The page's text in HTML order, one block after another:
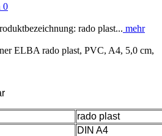
0
rado plast... mehr
ELBA rado plast, PVC, A4, 5,0 cm,
rado plast
DIN A4